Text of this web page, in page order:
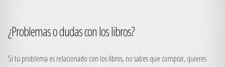
¿Problemas o dudas con los libros?
Si tu problema es relacionado con los libros, no sabes que comprar, quieres